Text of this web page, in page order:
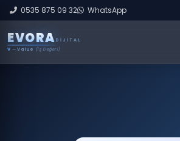
0535 875 09 32 WhatsApp
EVORA DIJITAL
V — Value (İş Değeri)